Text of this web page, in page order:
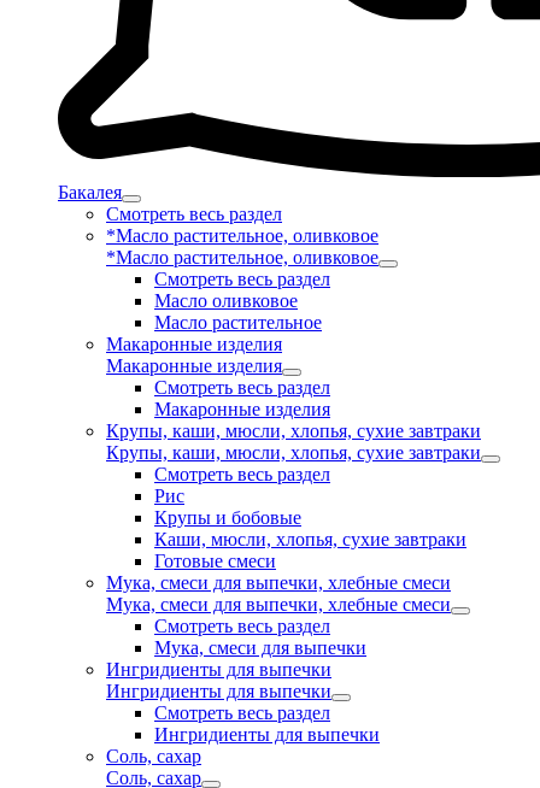
Бакалея
Смотреть весь раздел
*Масло растительное, оливковое
*Масло растительное, оливковое
Смотреть весь раздел
Масло оливковое
Масло растительное
Макаронные изделия
Макаронные изделия
Смотреть весь раздел
Макаронные изделия
Крупы, каши, мюсли, хлопья, сухие завтраки
Крупы, каши, мюсли, хлопья, сухие завтраки
Смотреть весь раздел
Рис
Крупы и бобовые
Каши, мюсли, хлопья, сухие завтраки
Готовые смеси
Мука, смеси для выпечки, хлебные смеси
Мука, смеси для выпечки, хлебные смеси
Смотреть весь раздел
Мука, смеси для выпечки
Ингридиенты для выпечки
Ингридиенты для выпечки
Смотреть весь раздел
Ингридиенты для выпечки
Соль, сахар
Соль, сахар